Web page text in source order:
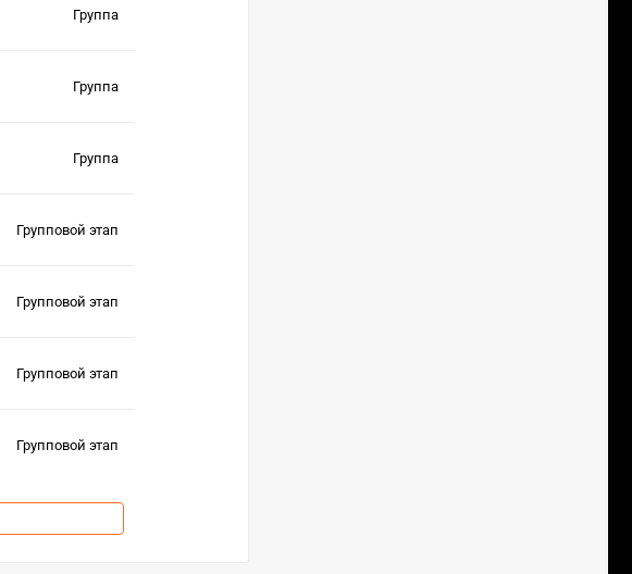
Группа
Группа
Группа
Групповой этап
Групповой этап
Групповой этап
Групповой этап